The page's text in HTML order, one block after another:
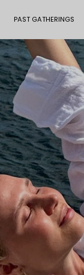
PAST GATHERINGS